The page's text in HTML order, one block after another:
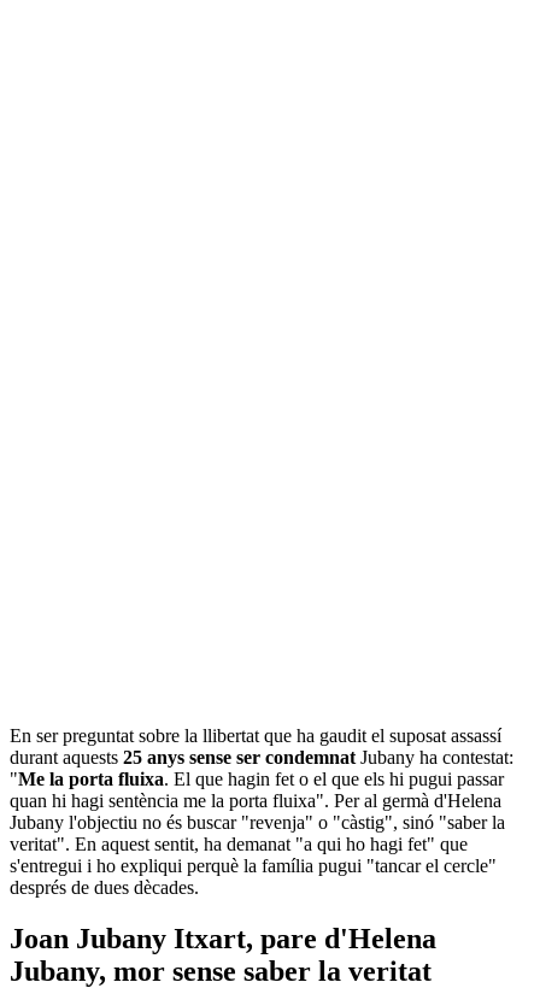
En ser preguntat sobre la llibertat que ha gaudit el suposat assassí
durant aquests 25 anys sense ser condemnat Jubany ha contestat:
"Me la porta fluixa. El que hagin fet o el que els hi pugui passar
quan hi hagi sentència me la porta fluixa". Per al germà d'Helena
Jubany l'objectiu no és buscar "revenja" o "càstig", sinó "saber la
veritat". En aquest sentit, ha demanat "a qui ho hagi fet" que
s'entregui i ho expliqui perquè la família pugui "tancar el cercle"
després de dues dècades.
Joan Jubany Itxart, pare d'Helena
Jubany, mor sense saber la veritat